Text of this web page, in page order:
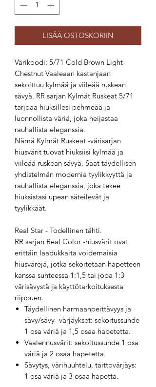
LISÄÄ OSTOSKORIIN
Värikoodi: 5/71 Cold Brown Light
Chestnut Vaaleaan kastanjaan
sekoittuu kylmää ja viileää ruskean
sävyä. RR sarjan Kylmät Ruskeat 5/71
tarjoaa hiuksillesi pehmeää ja
luonnollista väriä, joka heijastaa
rauhallista eleganssia.
Nämä Kylmät Ruskeat -värisarjan
hiusvärit tuovat hiuksiisi kylmää ja
viileää ruskean sävyä. Saat täydellisen
yhdistelmän modernia tyylikkyyttä ja
rauhallista eleganssia, joka tekee
hiuksistasi upean säteilevät ja
tyylikkäät.
Real Star - Todellinen tähti.
RR sarjan Real Color -hiusvärit ovat
erittäin laadukkaita voidemaisia
hiusvärejä, jotka sekoitetaan hapetteen
kanssa suhteessa 1:1,5 tai jopa 1:3
värisävystä ja käyttötarkoituksesta
riippuen.
Täydellinen harmaanpeittävyys ja
sävy/sävy -värjäykset: sekoitussuhde
1 osa väriä ja 1,5 osaa hapetetta.
Vaalennusvärit: sekoitussuhde 1 osa
väriä ja 2 osaa hapetetta.
Sävytys, värihuuhtelu, taittovärjäys:
1 osa väriä ja 3 osaa hapetta.